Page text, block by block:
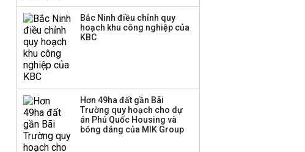
Bắc Ninh điều chỉnh quy
hoạch khu công nghiệp của
KBC
Hơn 49ha đất gần Bãi
Trường quy hoạch cho dự
án Phú Quốc Housing và
bóng dáng của MIK Group